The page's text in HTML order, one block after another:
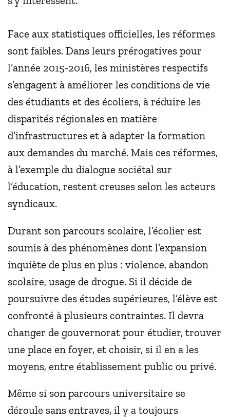
Face aux statistiques officielles, les réformes
sont faibles. Dans leurs prérogatives pour
l’année 2015-2016, les ministères respectifs
s’engagent à améliorer les conditions de vie
des étudiants et des écoliers, à réduire les
disparités régionales en matière
d’infrastructures et à adapter la formation
aux demandes du marché. Mais ces réformes,
à l’exemple du dialogue sociétal sur
l’éducation, restent creuses selon les acteurs
syndicaux.
Durant son parcours scolaire, l’écolier est
soumis à des phénomènes dont l’expansion
inquiète de plus en plus : violence, abandon
scolaire, usage de drogue. Si il décide de
poursuivre des études supérieures, l’élève est
confronté à plusieurs contraintes. Il devra
changer de gouvernorat pour étudier, trouver
une place en foyer, et choisir, si il en a les
moyens, entre établissement public ou privé.
Même si son parcours universitaire se
déroule sans entraves, il y a toujours